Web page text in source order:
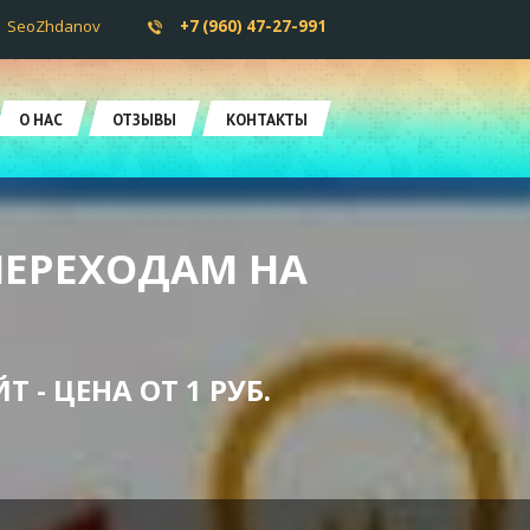
SeoZhdanov +7 (960) 47-27-991
О НАС ОТЗЫВЫ КОНТАКТЫ
НА
- ЦЕНА ОТ 1 РУБ.